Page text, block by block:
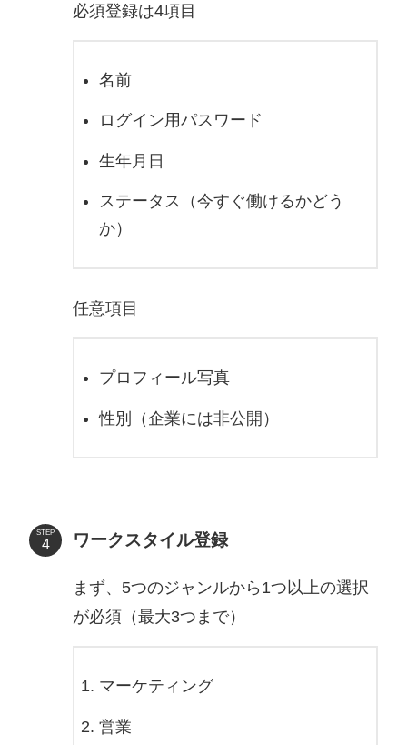
必須登録は4項目
名前
ログイン用パスワード
生年月日
ステータス（今すぐ働けるかどう
か）
任意項目
プロフィール写真
性別（企業には非公開）
STEP ワークスタイル登録
まず、5つのジャンルから1つ以上の選択
が必須（最大3つまで）
マーケティング
営業